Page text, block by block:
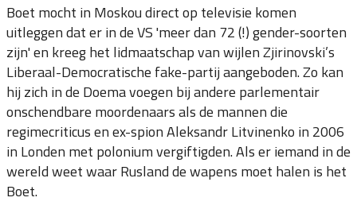
Boet mocht in Moskou direct op televisie komen
uitleggen dat er in de VS 'meer dan 72 (!) gender-soorten
zijn' en kreeg het lidmaatschap van wijlen Zjirinovski’s
Liberaal-Democratische fake-partij aangeboden. Zo kan
hij zich in de Doema voegen bij andere parlementair
onschendbare moordenaars als de mannen die
regimecriticus en ex-spion Aleksandr Litvinenko in 2006
in Londen met polonium vergiftigden. Als er iemand in de
wereld weet waar Rusland de wapens moet halen is het
Boet.